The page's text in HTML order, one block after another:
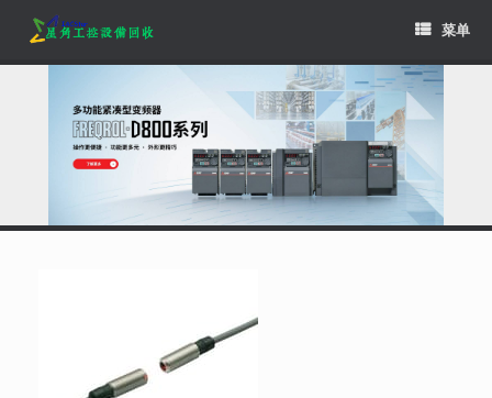
content
菜单